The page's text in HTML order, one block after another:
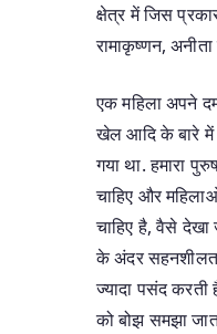
क्षेत्र में जिस
रामाकृष्णन,
एक महिला अपने
खेल आदि के बारे में
गया था. हमारा
चाहिए और
चाहिए है, वैसे
के अंदर सहनशीलता
ज्यादा पसंद
को बोझ समझा